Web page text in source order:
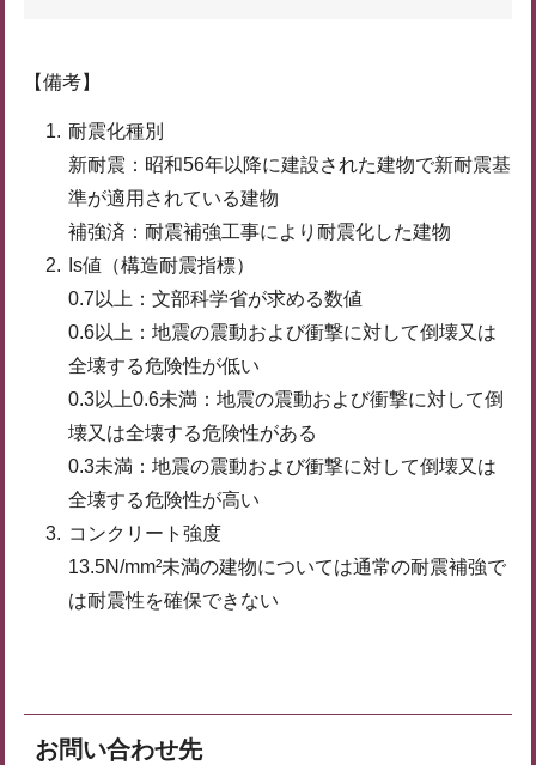
【備考】
耐震化種別
新耐震：昭和56年以降に建設された建物で新耐震基
準が適用されている建物
補強済：耐震補強工事により耐震化した建物
Is値（構造耐震指標）
0.7以上：文部科学省が求める数値
0.6以上：地震の震動および衝撃に対して倒壊又は
全壊する危険性が低い
0.3以上0.6未満：地震の震動および衝撃に対して倒
壊又は全壊する危険性がある
0.3未満：地震の震動および衝撃に対して倒壊又は
全壊する危険性が高い
コンクリート強度
13.5N/mm²未満の建物については通常の耐震補強で
は耐震性を確保できない
お問い合わせ先